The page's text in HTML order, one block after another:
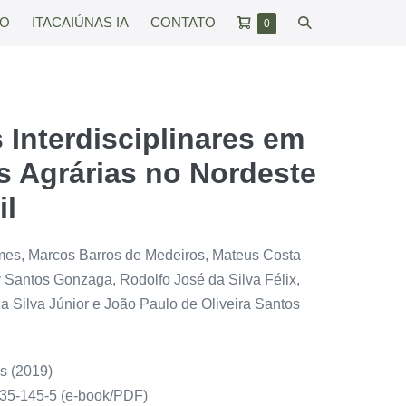
ITACAIÚNAS IA CONTATO
Carrinho
0Itens
Alternar
Interdisciplinares em
Agrárias no Nordeste
Marcos Barros de Medeiros, Mateus Costa
Santos Gonzaga, Rodolfo José da Silva Félix,
Silva Júnior e João Paulo de Oliveira Santos
(2019)
145-5 (e-book/PDF)